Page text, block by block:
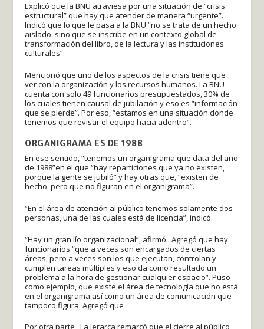
Explicó que la BNU atraviesa por una situación de “crisis
estructural” que hay que atender de manera “urgente”.
Indicó que lo que le pasa a la BNU “no se trata de un hecho
aislado, sino que se inscribe en un contexto global de
transformación del libro, de la lectura y las instituciones
culturales”.
Mencionó que uno de los aspectos de la crisis tiene que
ver con la organización y los recursos humanos. La BNU
cuenta con solo 49 funcionarios presupuestados, 30% de
los cuales tienen causal de jubilación y eso es “información
que se pierde”. Por eso, “estamos en una situación donde
tenemos que revisar el equipo hacia adentro”.
ORGANIGRAMA ES DE 1988
En ese sentido, “tenemos un organigrama que data del año
de 1988”en el que “hay reparticiones que ya no existen,
porque la gente se jubiló” y hay otras que, “existen de
hecho, pero que no figuran en el organigrama”.
“En el área de atención al público tenemos solamente dos
personas, una de las cuales está de licencia”, indicó.
“Hay un gran lío organizacional”, afirmó. Agregó que hay
funcionarios “que a veces son encargados de ciertas
áreas, pero a veces son los que ejecutan, controlan y
cumplen tareas múltiples y eso da como resultado un
problema a la hora de gestionar cualquier espacio”. Puso
como ejemplo, que existe el área de tecnología que no está
en el organigrama así como un área de comunicación que
tampoco figura. Agregó que
Por otra parte, La jerarca remarcó que el cierre al público